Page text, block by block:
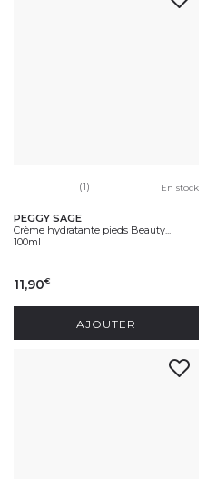
(1) En stock
PEGGY SAGE
Crème hydratante pieds Beauty...
100ml
11,90€
AJOUTER